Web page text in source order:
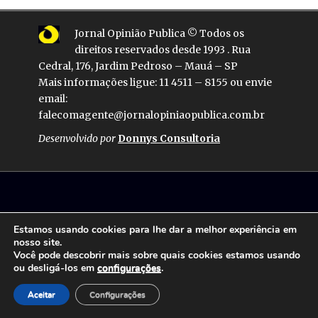
Jornal Opinião Publica © Todos os
direitos reservados desde 1993 . Rua
Cedral, 176, Jardim Pedroso – Mauá – SP
Mais informações ligue: 11 4511 – 8155 ou envie
email:
falecomagente@jornalopiniaopublica.com.br
Desenvolvido por Donnys Consultoria
Estamos usando cookies para lhe dar a melhor experiência em
nosso site.
Você pode descobrir mais sobre quais cookies estamos usando
ou desligá-los em configurações.
Aceitar Configurações